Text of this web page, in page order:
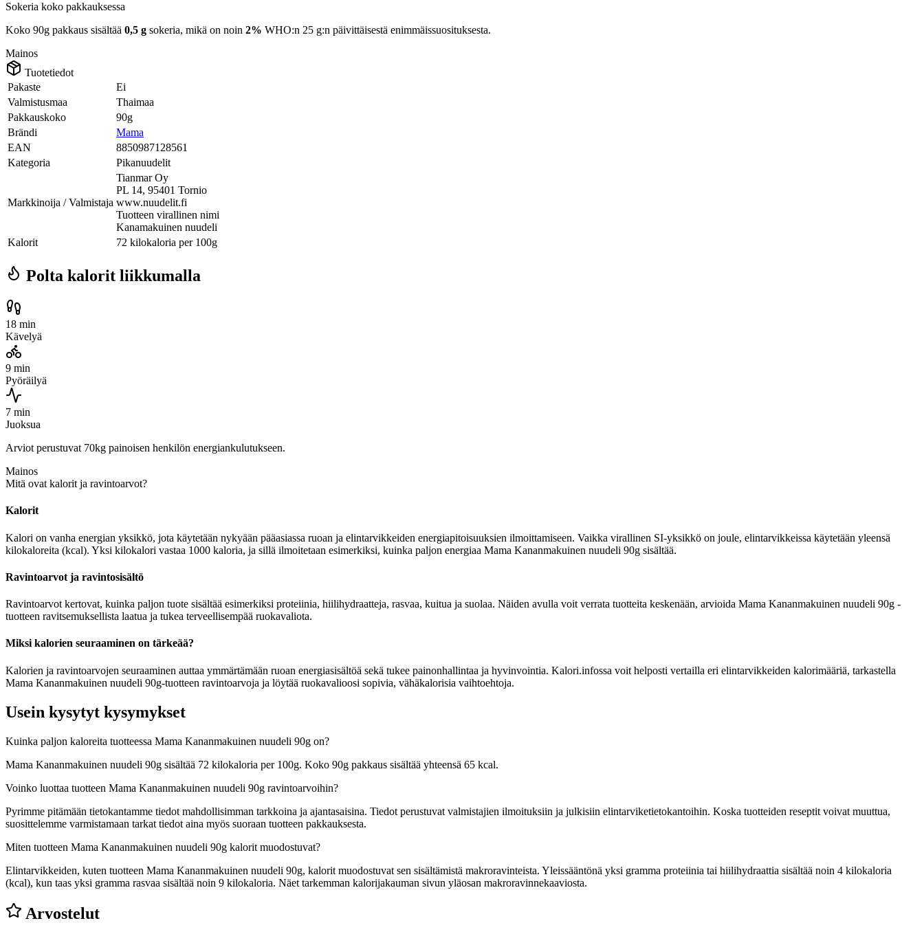
Sokeria koko pakkauksessa
Koko 90g pakkaus sisältää 0,5 g sokeria, mikä on noin 2% WHO:n 25 g:n päivittäisestä enimmäissuosituksesta.
Mainos
Tuotetiedot
Pakaste
Ei
Valmistusmaa
Thaimaa
Pakkauskoko
90g
Brändi
Mama
EAN
8850987128561
Kategoria
Pikanuudelit
Markkinoija / Valmistaja
Tianmar Oy
PL 14, 95401 Tornio
www.nuudelit.fi
Tuotteen virallinen nimi
Kanamakuinen nuudeli
Kalorit
72 kilokaloria per 100g
Polta kalorit liikkumalla
18 min
Kävelyä
9 min
Pyöräilyä
7 min
Juoksua
Arviot perustuvat 70kg painoisen henkilön energiankulutukseen.
Mainos
Mitä ovat kalorit ja ravintoarvot?
Kalorit
Kalori on vanha energian yksikkö, jota käytetään nykyään pääasiassa ruoan ja elintarvikkeiden energiapitoisuuksien ilmoittamiseen. Vaikka virallinen SI-yksikkö on joule, elintarvikkeissa käytetään yleensä
kilokaloreita (kcal). Yksi kilokalori vastaa 1000 kaloria, ja sillä ilmoitetaan esimerkiksi, kuinka paljon energiaa Mama Kananmakuinen nuudeli 90g sisältää.
Ravintoarvot ja ravintosisältö
Ravintoarvot kertovat, kuinka paljon tuote sisältää esimerkiksi proteiinia, hiilihydraatteja, rasvaa, kuitua ja suolaa. Näiden avulla voit verrata tuotteita keskenään, arvioida Mama Kananmakuinen nuudeli 90g -
tuotteen ravitsemuksellista laatua ja tukea terveellisempää ruokavaliota.
Miksi kalorien seuraaminen on tärkeää?
Kalorien ja ravintoarvojen seuraaminen auttaa ymmärtämään ruoan energiasisältöä sekä tukee painonhallintaa ja hyvinvointia. Kalori.infossa voit helposti vertailla eri elintarvikkeiden kalorimääriä, tarkastella
Mama Kananmakuinen nuudeli 90g-tuotteen ravintoarvoja ja löytää ruokavalioosi sopivia, vähäkalorisia vaihtoehtoja.
Usein kysytyt kysymykset
Kuinka paljon kaloreita tuotteessa Mama Kananmakuinen nuudeli 90g on?
Mama Kananmakuinen nuudeli 90g sisältää 72 kilokaloria per 100g. Koko 90g pakkaus sisältää yhteensä 65 kcal.
Voinko luottaa tuotteen Mama Kananmakuinen nuudeli 90g ravintoarvoihin?
Pyrimme pitämään tietokantamme tiedot mahdollisimman tarkkoina ja ajantasaisina. Tiedot perustuvat valmistajien ilmoituksiin ja julkisiin elintarviketietokantoihin. Koska tuotteiden reseptit voivat muuttua,
suosittelemme varmistamaan tarkat tiedot aina myös suoraan tuotteen pakkauksesta.
Miten tuotteen Mama Kananmakuinen nuudeli 90g kalorit muodostuvat?
Elintarvikkeiden, kuten tuotteen Mama Kananmakuinen nuudeli 90g, kalorit muodostuvat sen sisältämistä makroravinteista. Yleissääntönä yksi gramma proteiinia tai hiilihydraattia sisältää noin 4 kilokaloria
(kcal), kun taas yksi gramma rasvaa sisältää noin 9 kilokaloria. Näet tarkemman kalorijakauman sivun yläosan makroravinnekaaviosta.
Arvostelut